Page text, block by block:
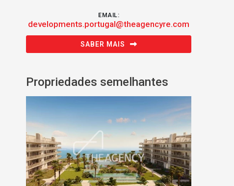
EMAIL:
developments.portugal@theagencyre.com
SABER MAIS
Propriedades semelhantes